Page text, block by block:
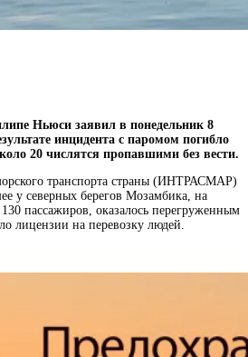
Ньюси заявил в понедельник 8
инцидента с паромом погибло
20 числятся пропавшими без вести.
транспорта страны (ИНТРАСМАР)
у северных берегов Мозамбика, на
пассажиров, оказалось перегруженным
лицензии на перевозку людей.